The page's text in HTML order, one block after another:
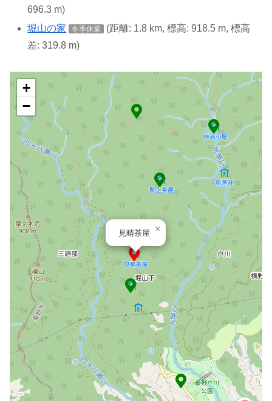
696.3 m)
堀山の家
冬季休業
(距離: 1.8 km, 標高: 918.5 m, 標高
差: 319.8 m)
見晴茶屋 ×
+
−